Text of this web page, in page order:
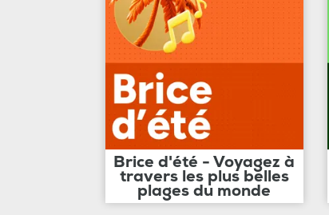
Brice d'été - Voyagez à
travers les plus belles
plages du monde